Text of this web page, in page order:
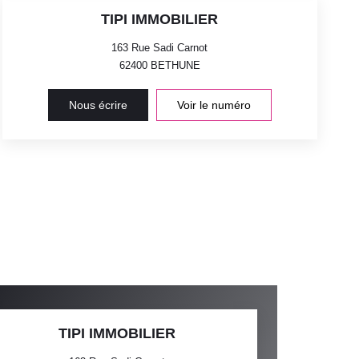
TIPI IMMOBILIER
163 Rue Sadi Carnot
62400 BETHUNE
Nous écrire Voir le numéro
TIPI IMMOBILIER